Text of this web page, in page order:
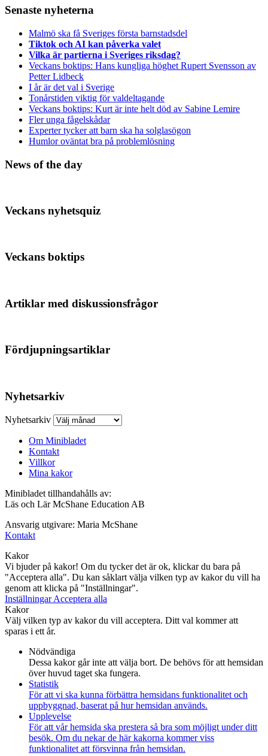
Senaste nyheterna
Malmö ska få Sveriges första barnstadsdel
Tiktok och AI kan påverka valet
Vilka är partierna i Sveriges riksdag?
Veckans boktips: Hans kungliga höghet Rupert Svensson av
Petter Lidbeck
I år är det val i Sverige
Tonårstiden viktig för valdeltagande
Veckans boktips: Kurt är inte helt död av Sabine Lemire
Fler unga fågelskådar
Experter tycker att barn ska ha solglasögon
Humlor oväntat bra på problemlösning
News of the day
Veckans nyhetsquiz
Veckans boktips
Artiklar med diskussionsfrågor
Fördjupningsartiklar
Nyhetsarkiv
Nyhetsarkiv
Om Minibladet
Kontakt
Villkor
Mina kakor
Minibladet tillhandahålls av:
Läs och Lär McShane Education AB
Ansvarig utgivare: Maria McShane
Kontakt
Kakor
Vi bjuder på kakor! Om du tycker det är ok, klickar du bara på
"Acceptera alla". Du kan såklart välja vilken typ av kakor du vill ha
genom att klicka på "Inställningar".
InställningarAcceptera alla
Kakor
Välj vilken typ av kakor du vill acceptera. Ditt val kommer att
sparas i ett år.
Nödvändiga
Dessa kakor går inte att välja bort. De behövs för att hemsidan
över huvud taget ska fungera.
Statistik
För att vi ska kunna förbättra hemsidans funktionalitet och
uppbyggnad, baserat på hur hemsidan används.
Upplevelse
För att vår hemsida ska prestera så bra som möjligt under ditt
besök. Om du nekar de här kakorna kommer viss
funktionalitet att försvinna från hemsidan.